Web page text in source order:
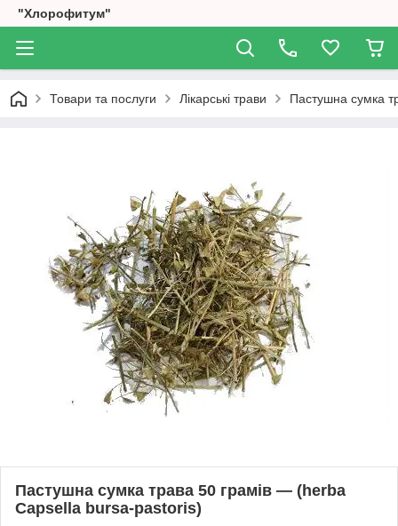
"Хлорофитум"
Товари та послуги Лікарські трави Пастушна сумка
Пастушна сумка трава 50 грамів — (herba
Capsella bursa-pastoris)